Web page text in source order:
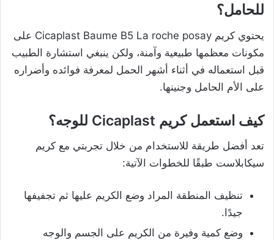
للحامل؟
يحتوي كريم Cicaplast Baume B5 La roche posay على
مكونات معظمها طبيعية وآمنة، ولكن ينبغي استشارة الطبيب
قبل استعماله في أثناء أشهر الحمل لمعرفة فوائده وأضراره
على الأم الحامل وجنينها.
كيف استعمل كريم Cicaplast للوجه؟
تعد أفضل طريقة للاستخدام من خلال تجربتي مع كريم
سيكابلاست طبقًا للخطوات الآتية:
تنظيف المنطقة المراد وضع الكريم عليها ثم تجفيفها
جيدًا.
وضع كمية وفيرة من الكريم على الجسم والوجه